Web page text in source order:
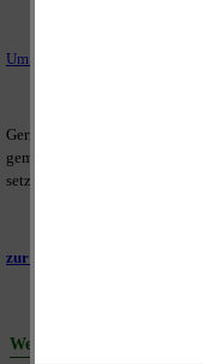
Umfrage zur Nutzung des
Gern kann der Gasthof oder
gemietet werden. Nutzen Sie
setzen uns umgehend mit
zur unverbindlichn
Weitere Beiträge: